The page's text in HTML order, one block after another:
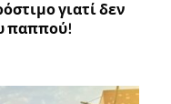
γιατί δεν
παππού!